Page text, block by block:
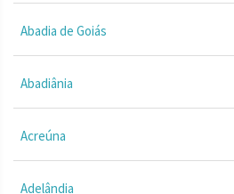
Abadia de Goiás
Abadiânia
Acreúna
Adelândia